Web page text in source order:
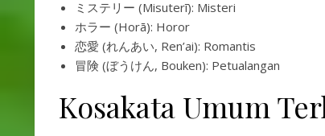
ミステリー (Misuterī): Misteri
ホラー (Horā): Horor
恋愛 (れんあい, Ren’ai): Romantis
冒険 (ぼうけん, Bouken): Petualangan
Kosakata Umum